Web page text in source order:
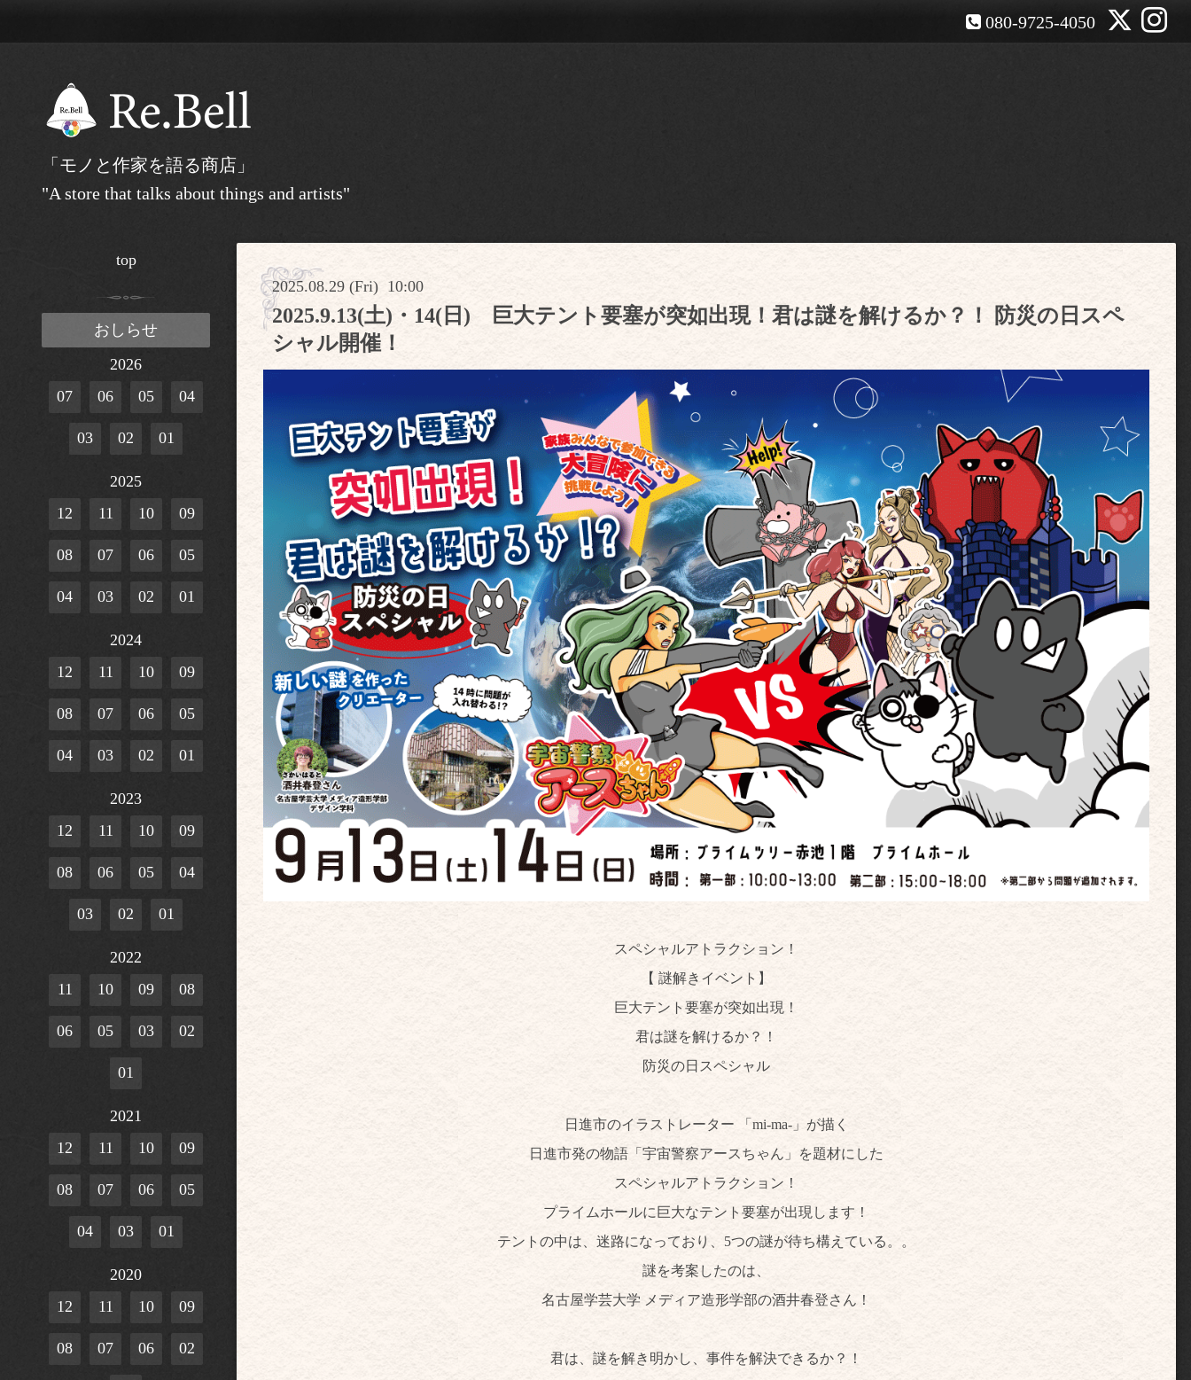
080-9725-4050
「モノと作家を語る商店」
"A store that talks about things and artists"
2025.08.29 (Fri) 10:00
2025.9.13(土)・14(日) 巨大テント要塞が突如出現！君は謎を解けるか？！ 防災の日スペ
シャル開催！
スペシャルアトラクション！
【 謎解きイベント】
巨大テント要塞が突如出現！
君は謎を解けるか？！
防災の日スペシャル
日進市のイラストレーター 「mi-ma-」が描く
日進市発の物語「宇宙警察アースちゃん」を題材にした
スペシャルアトラクション！
プライムホールに巨大なテント要塞が出現します！
テントの中は、迷路になっており、5つの謎が待ち構えている。。
謎を考案したのは、
名古屋学芸大学 メディア造形学部の酒井春登さん！
君は、謎を解き明かし、事件を解決できるか？！
top
おしらせ
2026
07
06 05 04
03 02 01
2025
12
11 10 09
08 07 06 05
04 03 02 01
2024
12
11 10 09
08 07 06 05
04 03 02 01
2023
12
11 10 09
08 06 05 04
03 02 01
2022
11
10 09 08
06 05 03 02
01
2021
12
11 10 09
08 07 06 05
04 03 01
2020
12
11 10 09
08 07 06 02